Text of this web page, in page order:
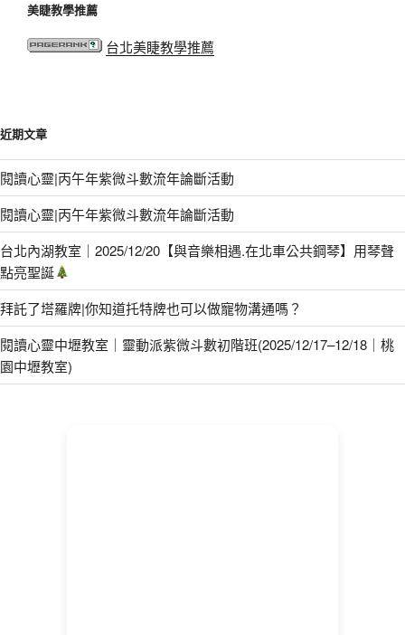
美睫教學推薦
台北美睫教學推薦
近期文章
閱讀心靈|丙午年紫微斗數流年論斷活動
閱讀心靈|丙午年紫微斗數流年論斷活動
台北內湖教室｜2025/12/20【與音樂相遇.在北車公共鋼琴】用琴聲
點亮聖誕
拜託了塔羅牌|你知道托特牌也可以做寵物溝通嗎？
閱讀心靈中壢教室｜靈動派紫微斗數初階班(2025/12/17–12/18｜桃
園中壢教室)